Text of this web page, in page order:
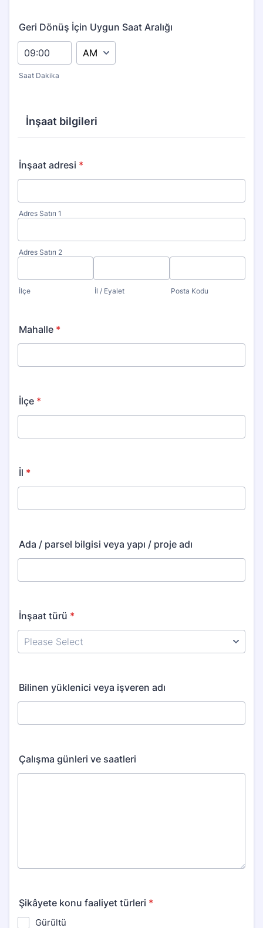
Geri Dönüş İçin Uygun Saat Aralığı
Saat Dakika
AM/PM Option
İnşaat bilgileri
İnşaat adresi *
Adres Satırı 1
Adres Satırı 2
İlçe İl / Eyalet Posta Kodu
Mahalle *
İlçe *
İl *
Ada / parsel bilgisi veya yapı / proje adı
İnşaat türü *
Bilinen yüklenici veya işveren adı
Çalışma günleri ve saatleri
Şikâyete konu faaliyet türleri *
Gürültü